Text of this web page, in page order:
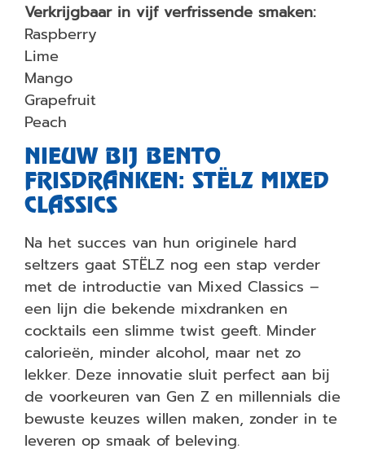
Verkrijgbaar in vijf verfrissende smaken:
Raspberry
Lime
Mango
Grapefruit
Peach
NIEUW BIJ BENTO
FRISDRANKEN: STËLZ MIXED
CLASSICS
Na het succes van hun originele hard
seltzers gaat STËLZ nog een stap verder
met de introductie van Mixed Classics –
een lijn die bekende mixdranken en
cocktails een slimme twist geeft. Minder
calorieën, minder alcohol, maar net zo
lekker. Deze innovatie sluit perfect aan bij
de voorkeuren van Gen Z en millennials die
bewuste keuzes willen maken, zonder in te
leveren op smaak of beleving.